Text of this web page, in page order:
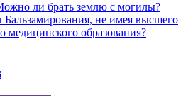
ли брать землю с могилы?
не имея высшего
медицинского образования?